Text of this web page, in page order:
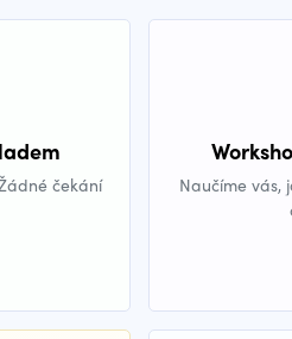
čekání
Naučíme vás,